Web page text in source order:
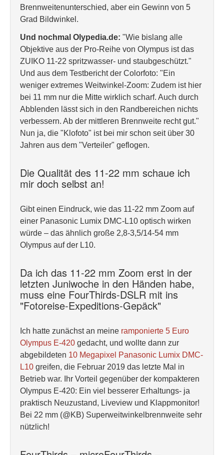
Brennweitenunterschied, aber ein Gewinn von 5
Grad Bildwinkel.
Und nochmal Olypedia.de: "Wie bislang alle
Objektive aus der Pro-Reihe von Olympus ist das
ZUIKO 11-22 spritzwasser- und staubgeschützt."
Und aus dem Testbericht der Colorfoto: "Ein
weniger extremes Weitwinkel-Zoom: Zudem ist hier
bei 11 mm nur die Mitte wirklich scharf. Auch durch
Abblenden lässt sich in den Randbereichen nichts
verbessern. Ab der mittleren Brennweite recht gut."
Nun ja, die "Klofoto" ist bei mir schon seit über 30
Jahren aus dem "Verteiler" geflogen.
Die Qualität des 11-22 mm schaue ich
mir doch selbst an!
Gibt einen Eindruck, wie das 11-22 mm Zoom auf
einer Panasonic Lumix DMC-L10 optisch wirken
würde – das ähnlich große 2,8-3,5/14-54 mm
Olympus auf der L10.
Da ich das 11-22 mm Zoom erst in der
letzten Juniwoche in den Händen habe,
muss eine FourThirds-DSLR mit ins
"Fotoreise-Expeditions-Gepäck"
Ich hatte zunächst an meine ramponierte 5 Euro
Olympus E-420 gedacht, und wollte dann zur
abgebildeten 10 Megapixel Panasonic Lumix DMC-
L10 greifen, die Februar 2019 das letzte Mal in
Betrieb war. Ihr Vorteil gegenüber der kompakteren
Olympus E-420: Ein viel besserer Erhaltungs- ja
praktisch Neuzustand, Liveview und Klappmonitor!
Bei 22 mm (@KB) Superweitwinkelbrennweite sehr
nützlich!